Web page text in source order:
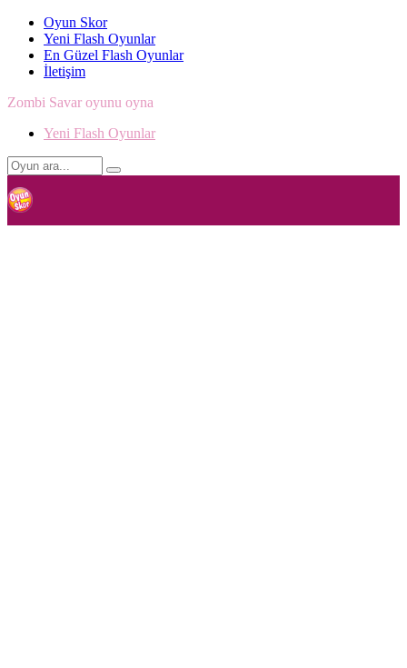
Oyun Skor
Yeni Flash Oyunlar
En Güzel Flash Oyunlar
İletişim
Zombi Savar oyunu oyna
Yeni Flash Oyunlar